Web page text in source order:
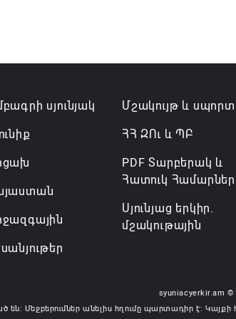
սյունյակ Մշակույթ և սպորտ
ՀՀ ԶՈւ և ՊԲ
PDF Տարբերակ և
Հատուկ Համարներ
Սյունյաց երկիր.
մշակութային
syuniacyerkir.am ©
են: Մեջբերումներ անելիս հղումը պարտադիր է: